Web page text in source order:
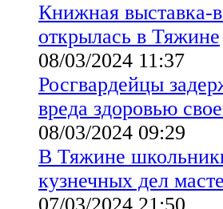
Книжная
открылась в Тяжине
08/03/2024 11:37
Росгвардейцы
вреда здоровью
08/03/2024 09:29
В Тяжине
кузнечных дел